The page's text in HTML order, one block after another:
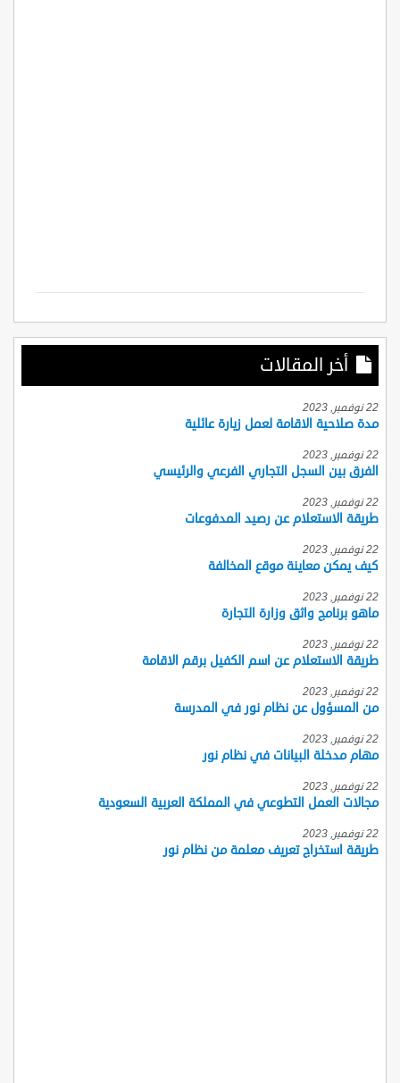
أخر المقالات
22 نوفمبر, 2023
مدة صلاحية الاقامة لعمل زيارة عائلية
22 نوفمبر, 2023
الفرق بين السجل التجاري الفرعي والرئيسي
22 نوفمبر, 2023
طريقة الاستعلام عن رصيد المدفوعات
22 نوفمبر, 2023
كيف يمكن معاينة موقع المخالفة
22 نوفمبر, 2023
ماهو برنامج واثق وزارة التجارة
22 نوفمبر, 2023
طريقة الاستعلام عن اسم الكفيل برقم الاقامة
22 نوفمبر, 2023
من المسؤول عن نظام نور في المدرسة
22 نوفمبر, 2023
مهام مدخلة البيانات في نظام نور
22 نوفمبر, 2023
مجالات العمل التطوعي في المملكة العربية السعودية
22 نوفمبر, 2023
طريقة استخراج تعريف معلمة من نظام نور